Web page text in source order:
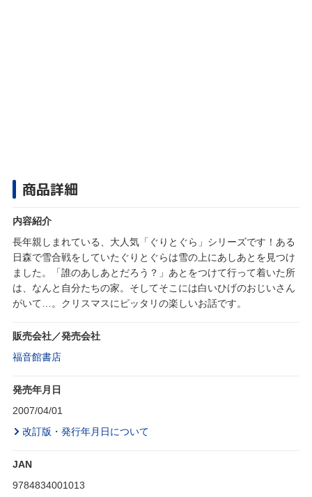
商品詳細
内容紹介
長年親しまれている、大人気「ぐりとぐら」シリーズです！ある
日森で雪合戦をしていたぐりとぐらは雪の上にあしあとを見つけ
ました。「誰のあしあとだろう？」あとをつけて行って着いた所
は、なんと自分たちの家。そしてそこには白いひげのおじいさん
がいて…。クリスマスにピッタリの楽しいお話です。
販売会社／発売会社
福音館書店
発売年月日
2007/04/01
改訂版・発行年月日について
JAN
9784834001013